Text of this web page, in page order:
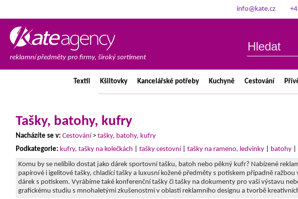
info@kate.cz
reklamní předměty pro firmy, široký sortiment
Textil Kšiltovky Kancelářské potřeby Kuchyně Cestování
Tašky, batohy, kufry
Nacházíte se v: Cestování > tašky, batohy, kufry
Podkategorie: kufry, tašky na kolečkách tašky cestovní tašky na rameno, ledvinky batohy
Komu by se nelíbilo dostat jako dárek sportovní tašku, batoh nebo pěkný kufr? Nabízené
papírové i igelitové tašky, chladící tašky a luxusní kožené předměty s potiskem případně
dárek s potiskem. Vyrábíme také konferenční tašky či tašky na dokumenty pro vaši výstavu
grafickému studiu s mnohaletými zkušenostmi v oblasti reklamního designu a tvorbě